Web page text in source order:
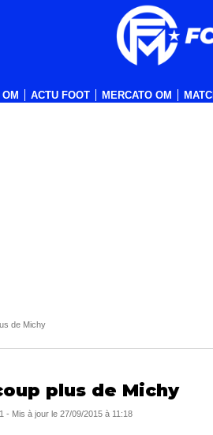
ACTU FOOT MERCATO OM
de Michy
plus de Michy
- Mis à jour le 27/09/2015 à 11:18